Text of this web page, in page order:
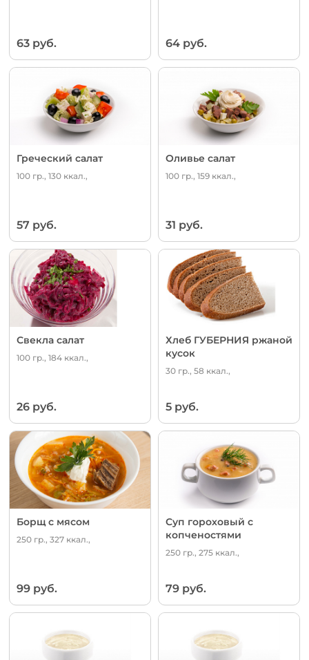
63 руб. 64 руб.
Греческий салат
100 гр., 130 ккал.,
57 руб.
Оливье салат
100 гр., 159 ккал.,
31 руб.
Свекла салат
100 гр., 184 ккал.,
26 руб.
Хлеб ГУБЕРНИЯ ржаной
кусок
30 гр., 58 ккал.,
5 руб.
Борщ с мясом
250 гр., 327 ккал.,
99 руб.
Суп гороховый с
копченостями
250 гр., 275 ккал.,
79 руб.